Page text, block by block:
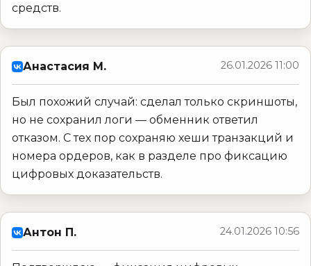
средств.
Анастасия М. 26.01.2026 11:00
Был похожий случай: сделал только скриншоты,
но не сохранил логи — обменник ответил
отказом. С тех пор сохраняю хеши транзакций и
номера ордеров, как в разделе про фиксацию
цифровых доказательств.
Антон П. 24.01.2026 10:56